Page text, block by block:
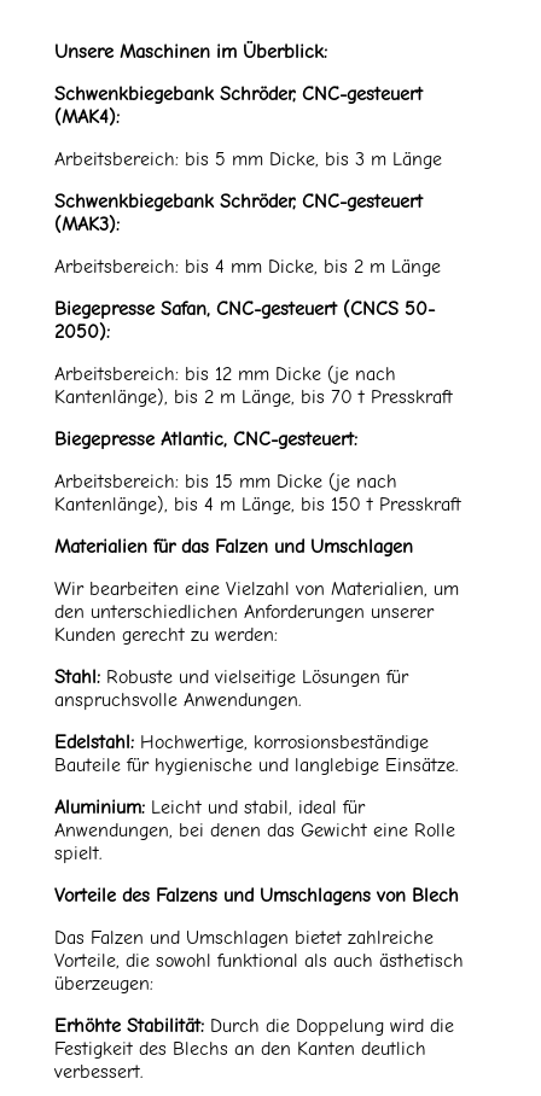
Unsere Maschinen im Überblick:
Schwenkbiegebank Schröder, CNC-gesteuert
(MAK4):
Arbeitsbereich: bis 5 mm Dicke, bis 3 m Länge
Schwenkbiegebank Schröder, CNC-gesteuert
(MAK3):
Arbeitsbereich: bis 4 mm Dicke, bis 2 m Länge
Biegepresse Safan, CNC-gesteuert (CNCS 50-
2050):
Arbeitsbereich: bis 12 mm Dicke (je nach
Kantenlänge), bis 2 m Länge, bis 70 t Presskraft
Biegepresse Atlantic, CNC-gesteuert:
Arbeitsbereich: bis 15 mm Dicke (je nach
Kantenlänge), bis 4 m Länge, bis 150 t Presskraft
Materialien für das Falzen und Umschlagen
Wir bearbeiten eine Vielzahl von Materialien, um
den unterschiedlichen Anforderungen unserer
Kunden gerecht zu werden:
Stahl:Robuste und vielseitige Lösungen für
anspruchsvolle Anwendungen.
Edelstahl:Hochwertige, korrosionsbeständige
Bauteile für hygienische und langlebige Einsätze.
Aluminium:Leicht und stabil, ideal für
Anwendungen, bei denen das Gewicht eine Rolle
spielt.
Vorteile des Falzens und Umschlagens von Blech
Das Falzen und Umschlagen bietet zahlreiche
Vorteile, die sowohl funktional als auch ästhetisch
überzeugen:
Erhöhte Stabilität:Durch die Doppelung wird die
Festigkeit des Blechs an den Kanten deutlich
verbessert.